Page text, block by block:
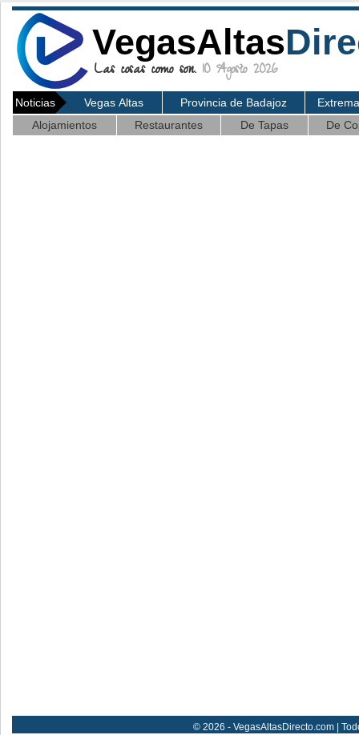
VegasAltas
Las cosas como son. 10 Agosto 2026
Noticias Vegas Altas Provincia de Badajoz
Alojamientos
Restaurantes De Tapas De
© 2026 - VegasAltasDirecto.com |